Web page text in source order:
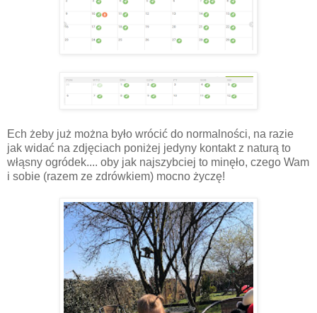
Ech żeby już można było wrócić do normalności, na razie
jak widać na zdjęciach poniżej jedyny kontakt z naturą to
włąsny ogródek.... oby jak najszybciej to minęło, czego Wam
i sobie (razem ze zdrówkiem) mocno życzę!